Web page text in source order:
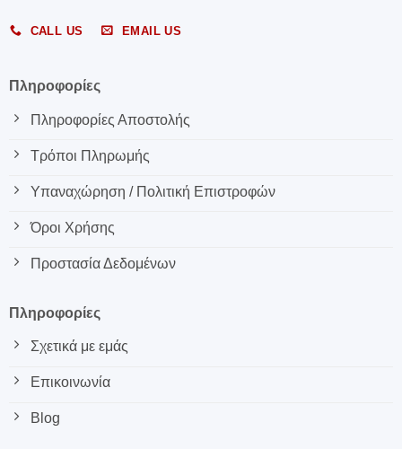
CALL US EMAIL US
Πληροφορίες
Πληροφορίες Αποστολής
Τρόποι Πληρωμής
Υπαναχώρηση / Πολιτική Επιστροφών
Όροι Χρήσης
Προστασία Δεδομένων
Πληροφορίες
Σχετικά με εμάς
Επικοινωνία
Blog